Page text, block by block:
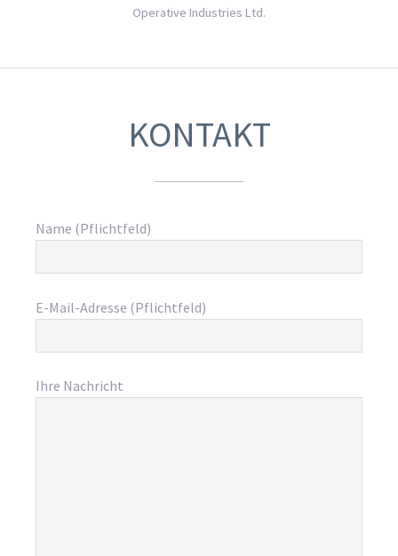
Operative Industries Ltd.
KONTAKT
Name (Pflichtfeld)
E-Mail-Adresse (Pflichtfeld)
Ihre Nachricht